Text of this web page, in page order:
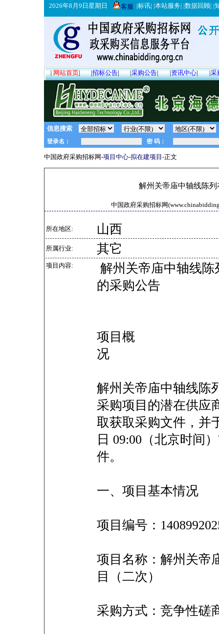
2026年8月9日星期日 客服 |标讯| |本站服务| |数据回顾| |
|网站首页| |招标公告| |采购公告| |资讯中心| |采
信息搜索
中国政府采购招标网-项目中心-拟在建项目 -正文
解州关帝庙中轴线陈
中国政府采购招标网
所在地区: 山西
所属行业: 其它
项目内容:
解州关帝庙中轴线
的采购公告
项目概
解州关帝庙中轴线陈
采购项目的潜在供应
取获取采购文件，并
日 09:00（北京时间
件。
一、项目基本情况
项目编号：
项目名称：解州关帝
目（二次）
采购方式：竞争